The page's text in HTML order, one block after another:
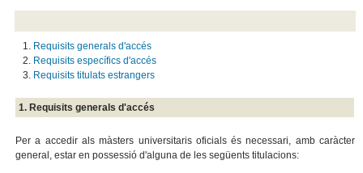
Requisits generals d'accés
Requisits específics d'accés
Requisits titulats estrangers
1. Requisits generals d'accés
Per a accedir als màsters universitaris oficials és necessari, amb caràcter
general, estar en possessió d'alguna de les següents titulacions: